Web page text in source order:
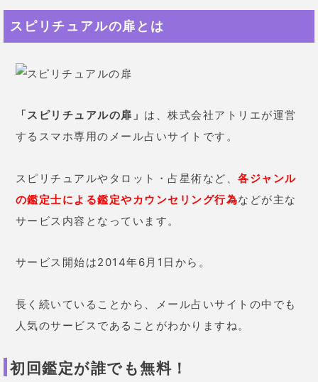
スピリチュアルの扉とは
「スピリチュアルの扉」 は、株式会社アトリエが運営
するスマホ専用のメール占いサイトです。
スピリチュアルやタロット・占星術など、 各ジャンル
の鑑定士による鑑定やカウンセリング行為などが主な
サービス内容となっています。
サービス開始は2014年6月1日から。
長く続いていることから、メール占いサイトの中でも
人気のサービスであることがわかりますね。
初回鑑定が誰でも無料！